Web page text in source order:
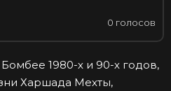
0 голосов
1980-х и 90-х годов,
Харшада Мехты,